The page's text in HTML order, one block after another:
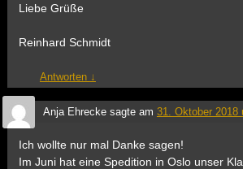
Liebe Grüße
Reinhard Schmidt
Antworten ↓
Anja Ehreckesagte am 31. Oktober 2018
Ich wollte nur mal Danke sagen!
Im Juni hat eine Spedition in Oslo unser